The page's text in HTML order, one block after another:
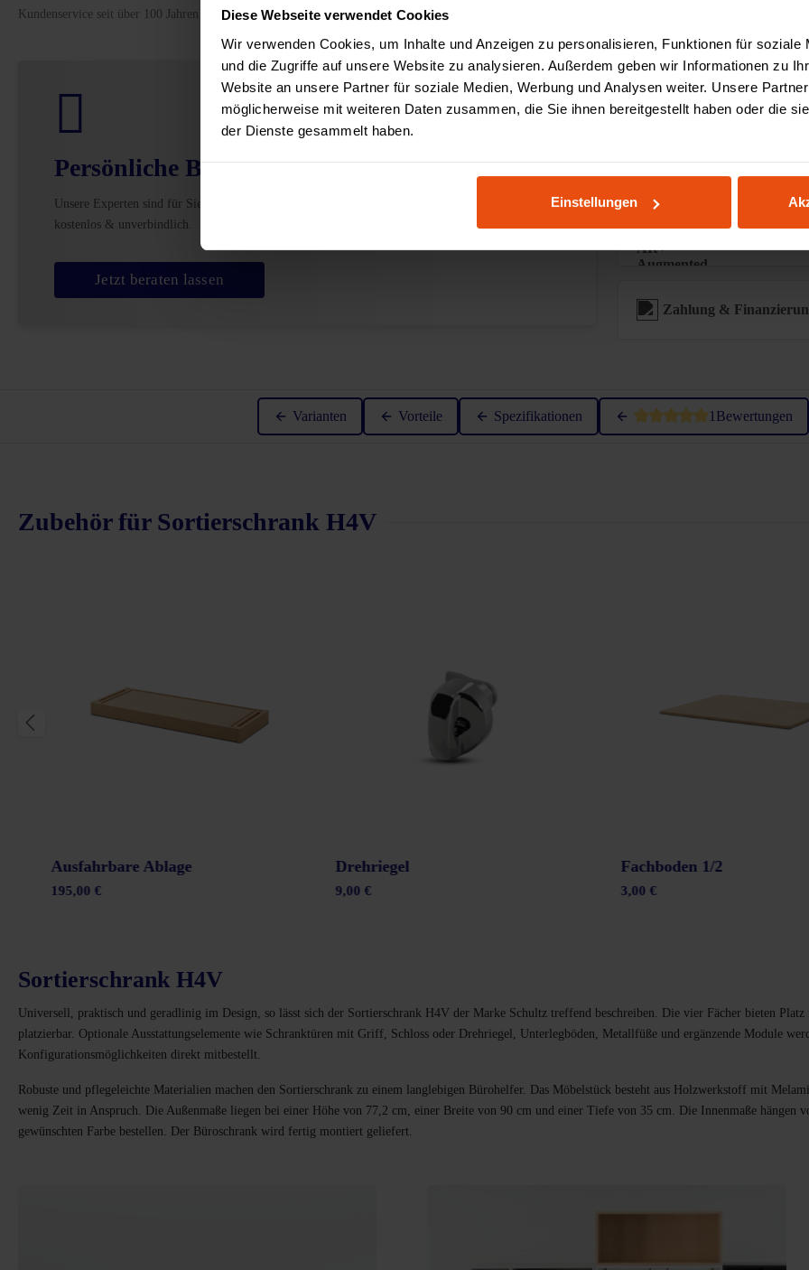
Diese Webseite verwendet Cookies
Wir verwenden Cookies, um Inhalte und Anzeigen zu personalisieren, Funktionen für soziale
und die Zugriffe auf unsere Website zu analysieren. Außerdem geben wir Informationen zu
Website an unsere Partner für soziale Medien, Werbung und Analysen weiter. Unsere
möglicherweise mit weiteren Daten zusammen, die Sie ihnen bereitgestellt haben oder die
der Dienste gesammelt haben.
Einstellungen
Kundenservice seit über 100 Jahren persönlich & kompetent
Persönliche Beratung
Unsere Experten sind für Sie da –
kostenlos & unverbindlich.
Jetzt beraten lassen
2-Mann Aufbau Service
Sonderanfertigungen
Zahlung &
Varianten Vorteile Spezifikationen Durchschnittliche Bewertung
1 Bewertungen
Zubehör für Sortierschrank H4V
Ausfahrbare Ablage
195,00 €
Drehriegel
9,00 €
Fachboden 1/2
3,00 €
Sortierschrank H4V
Universell, praktisch und geradlinig im Design, so lässt sich der Sortierschrank H4V der Marke Schultz treffend beschreiben. Die vier Fächer bieten
platzierbar. Optionale Ausstattungselemente wie Schranktüren mit Griff, Schloss oder Drehriegel, Unterlegböden, Metallfüße und ergänzende Module
Konfigurationsmöglichkeiten direkt mitbestellt.
Robuste und pflegeleichte Materialien machen den Sortierschrank zu einem langlebigen Bürohelfer. Das Möbelstück besteht aus Holzwerkstoff mit
wenig Zeit in Anspruch. Die Außenmaße liegen bei einer Höhe von 77,2 cm, einer Breite von 90 cm und einer Tiefe von 35 cm. Die Innenmaße hängen
gewünschten Farbe bestellen. Der Büroschrank wird fertig montiert geliefert.